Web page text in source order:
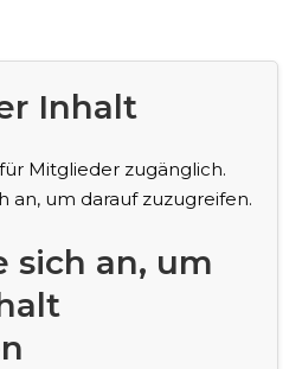
Inhalt
Mitglieder zugänglich.
an, um darauf zuzugreifen.
sich an, um